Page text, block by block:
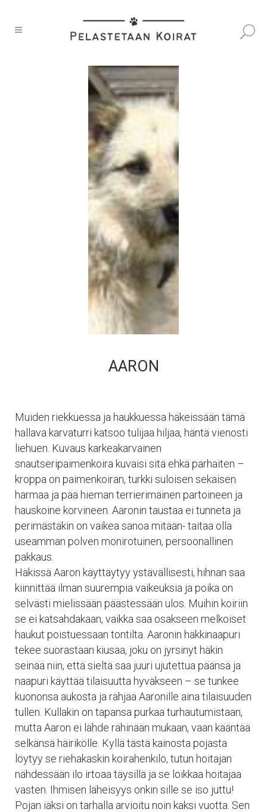
AARON
Muiden riekkuessa ja haukkuessa häkeissään tämä
hallava karvaturri katsoo tulijaa hiljaa, häntä vienosti
liehuen. Kuvaus karkeakarvainen
snautseripaimenkoira kuvaisi sitä ehkä parhaiten –
kroppa on paimenkoiran, turkki suloisen sekaisen
harmaa ja pää hieman terrierimäinen partoineen ja
hauskoine korvineen. Aaronin taustaa ei tunneta ja
perimästäkin on vaikea sanoa mitään- taitaa olla
useamman polven monirotuinen, persoonallinen
pakkaus.
Häkissä Aaron käyttäytyy ystävällisesti, hihnan saa
kiinnittää ilman suurempia vaikeuksia ja poika on
selvästi mielissään päästessään ulos. Muihin koiriin
se ei katsahdakaan, vaikka saa osakseen melkoiset
haukut poistuessaan tontilta. Aaronin häkkinaapuri
tekee suorastaan kiusaa, joku on jyrsinyt häkin
seinää niin, että sieltä saa juuri ujutettua päänsä ja
naapuri käyttää tilaisuutta hyväkseen – se tunkee
kuononsa aukosta ja rähjää Aaronille aina tilaisuuden
tullen. Kullakin on tapansa purkaa turhautumistaan,
mutta Aaron ei lähde rähinään mukaan, vaan kääntää
selkänsä häirikölle. Kyllä tästä kainosta pojasta
löytyy se riehakaskin koirahenkilö, tutun hoitajan
nähdessään ilo irtoaa täysillä ja se loikkaa hoitajaa
vasten. Ihmisen läheisyys onkin sille se iso juttu!
Pojan iäksi on tarhalla arvioitu noin kaksi vuotta. Sen